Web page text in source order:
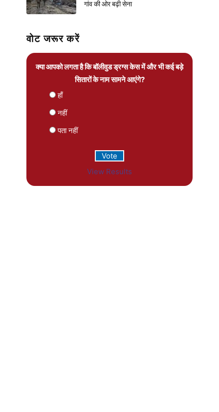
गांव की ओर बढ़ी सेना
वोट जरूर करें
क्या आपको लगता है कि बॉलीवुड ड्रग्स केस में और भी कई बड़े
सितारों के नाम सामने आएंगे?
हाँ
नहीं
पता नहीं
View Results